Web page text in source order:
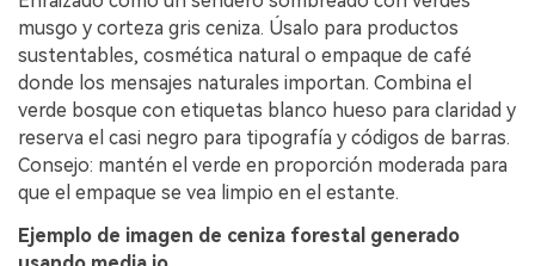
musgo y corteza gris ceniza. Úsalo para productos
sustentables, cosmética natural o empaque de café
donde los mensajes naturales importan. Combina el
verde bosque con etiquetas blanco hueso para claridad y
reserva el casi negro para tipografía y códigos de barras.
Consejo: mantén el verde en proporción moderada para
que el empaque se vea limpio en el estante.
Ejemplo de imagen de ceniza forestal generado